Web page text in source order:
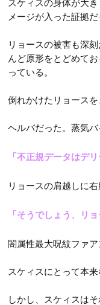
スケィスの身体が大
メージが入った証拠だ
リョースの被害も深
んど原形をとどめて
っている。
倒れかけたリョースを
ヘルバだった。蒸気バ
「不正規データはデ
リョースの肩越しに
「そうでしょう、リョ
闇属性最大呪紋ファア
スケィスにとって本
しかし、スケィスは